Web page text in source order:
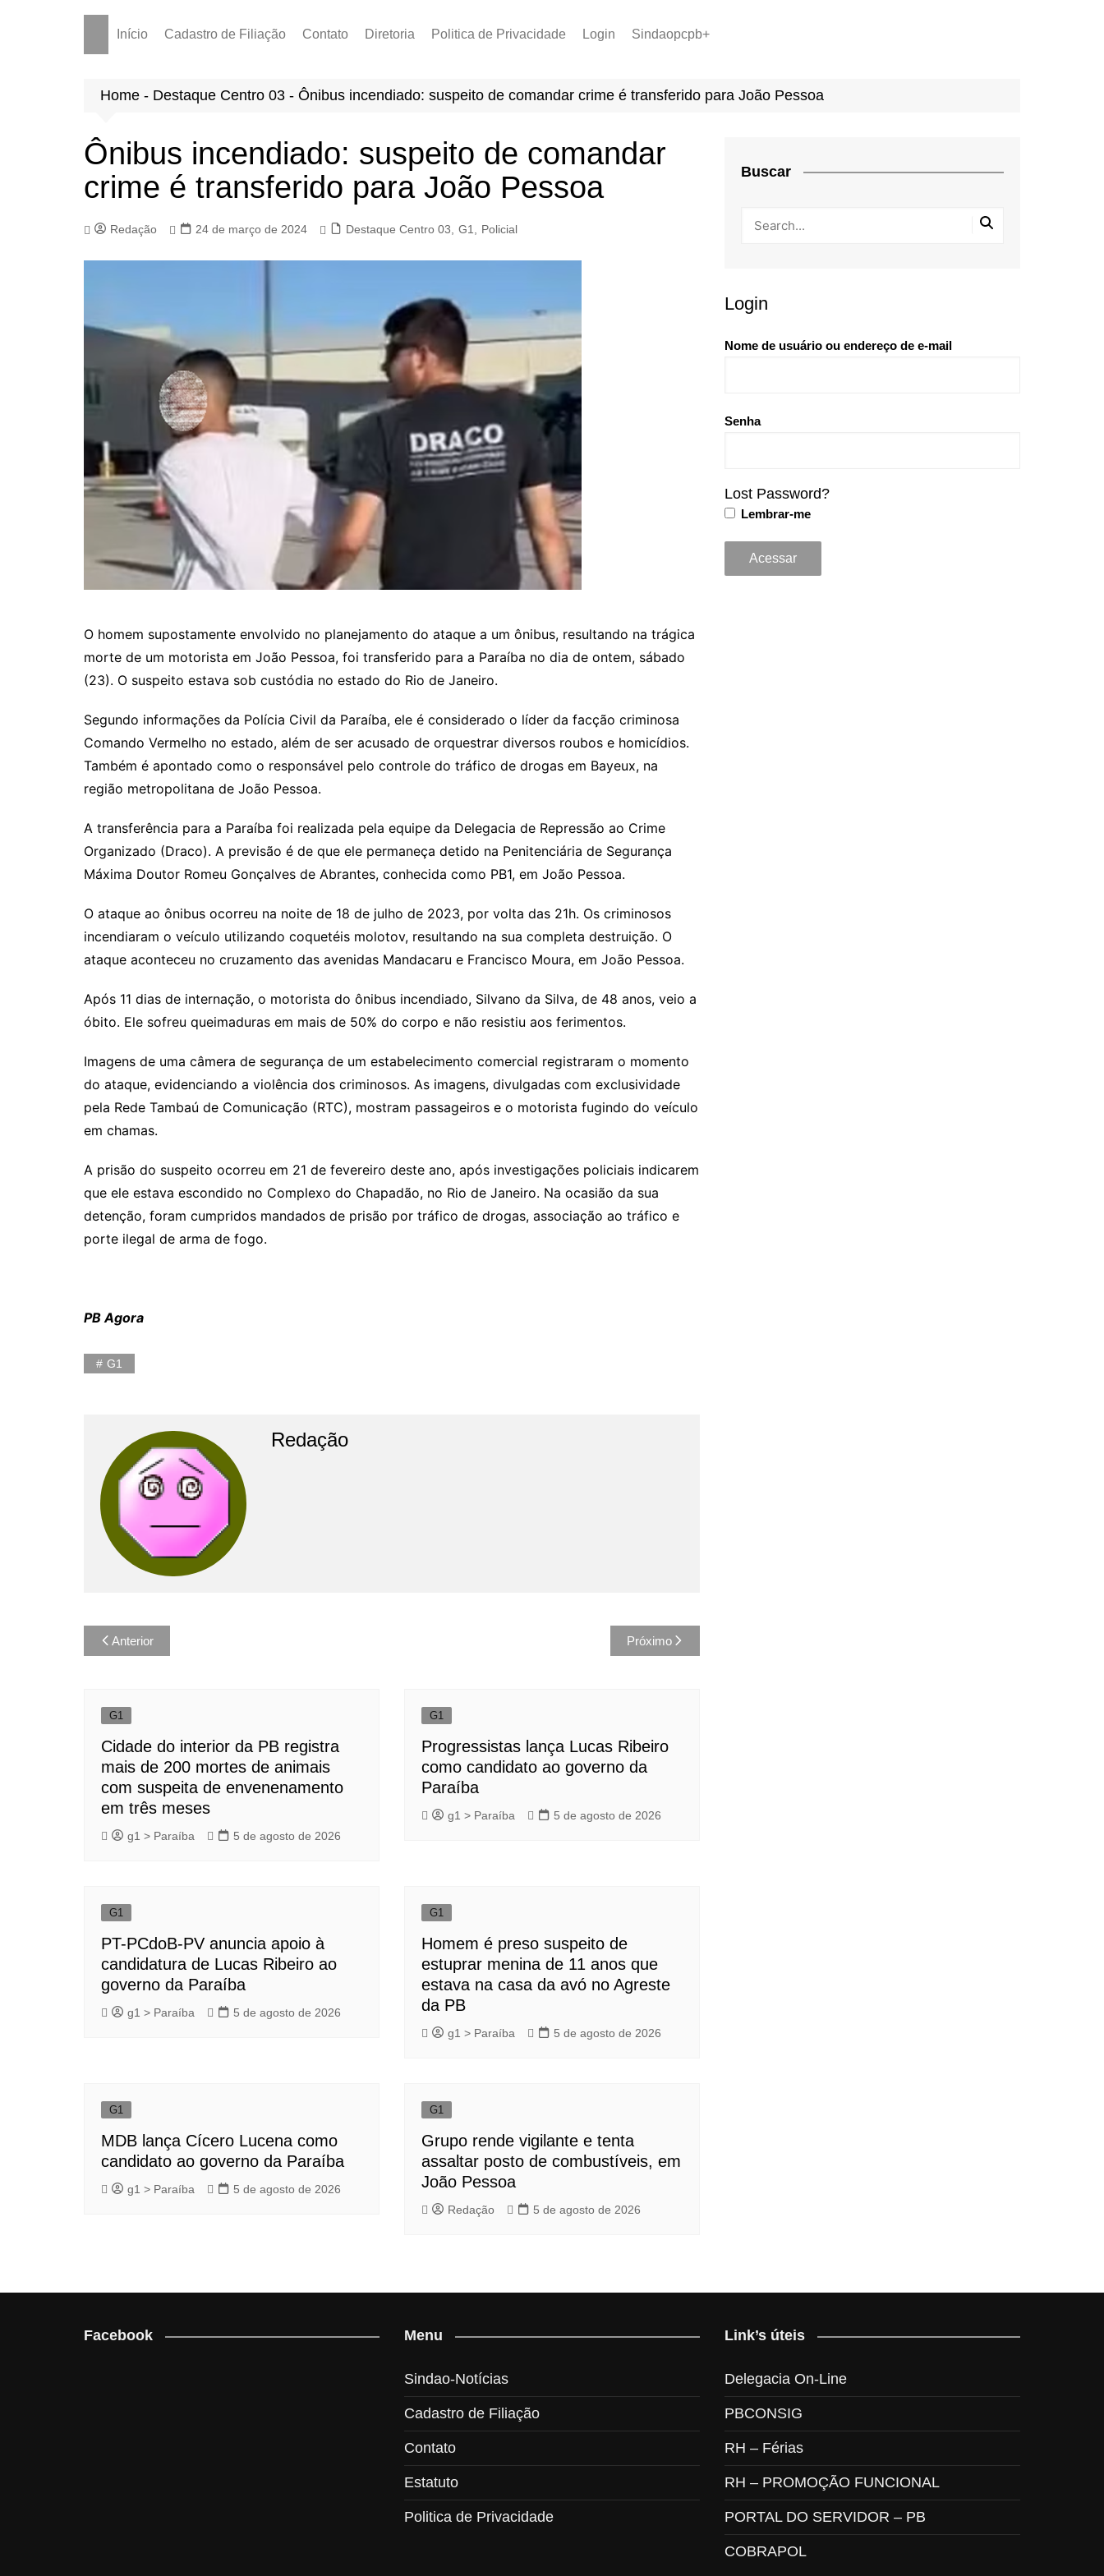
Início Cadastro de Filiação Contato Diretoria
PCCR 2022
Tabela de Venc. 2025
Politica de Privacidade Login Sindaopcpb+
Home - Destaque Centro 03 - Ônibus incendiado: suspeito de comandar crime é transferido para João Pessoa
Ônibus incendiado: suspeito de comandar
crime é transferido para João Pessoa
Redação 24 de março de 2024 Destaque Centro 03, G1, Policial
O homem supostamente envolvido no planejamento do ataque a um ônibus, resultando na trágica
morte de um motorista em João Pessoa, foi transferido para a Paraíba no dia de ontem, sábado
(23). O suspeito estava sob custódia no estado do Rio de Janeiro.
Segundo informações da Polícia Civil da Paraíba, ele é considerado o líder da facção criminosa
Comando Vermelho no estado, além de ser acusado de orquestrar diversos roubos e homicídios.
Também é apontado como o responsável pelo controle do tráfico de drogas em Bayeux, na
região metropolitana de João Pessoa.
A transferência para a Paraíba foi realizada pela equipe da Delegacia de Repressão ao Crime
Organizado (Draco). A previsão é de que ele permaneça detido na Penitenciária de Segurança
Máxima Doutor Romeu Gonçalves de Abrantes, conhecida como PB1, em João Pessoa.
O ataque ao ônibus ocorreu na noite de 18 de julho de 2023, por volta das 21h. Os criminosos
incendiaram o veículo utilizando coquetéis molotov, resultando na sua completa destruição. O
ataque aconteceu no cruzamento das avenidas Mandacaru e Francisco Moura, em João Pessoa.
Após 11 dias de internação, o motorista do ônibus incendiado, Silvano da Silva, de 48 anos, veio a
óbito. Ele sofreu queimaduras em mais de 50% do corpo e não resistiu aos ferimentos.
Imagens de uma câmera de segurança de um estabelecimento comercial registraram o momento
do ataque, evidenciando a violência dos criminosos. As imagens, divulgadas com exclusividade
pela Rede Tambaú de Comunicação (RTC), mostram passageiros e o motorista fugindo do veículo
em chamas.
A prisão do suspeito ocorreu em 21 de fevereiro deste ano, após investigações policiais indicarem
que ele estava escondido no Complexo do Chapadão, no Rio de Janeiro. Na ocasião da sua
detenção, foram cumpridos mandados de prisão por tráfico de drogas, associação ao tráfico e
porte ilegal de arma de fogo.
PB Agora
G1
Redação
Navegação
de
Anterior Próximo
G1
Cidade do interior da PB registra
mais de 200 mortes de animais
com suspeita de envenenamento
em três meses
g1 > Paraíba 5 de agosto de 2026
G1
Progressistas lança Lucas Ribeiro
como candidato ao governo da
Paraíba
g1 > Paraíba 5 de agosto de 2026
G1
PT-PCdoB-PV anuncia apoio à
candidatura de Lucas Ribeiro ao
governo da Paraíba
g1 > Paraíba 5 de agosto de 2026
G1
Homem é preso suspeito de
estuprar menina de 11 anos que
estava na casa da avó no Agreste
da PB
g1 > Paraíba 5 de agosto de 2026
G1
MDB lança Cícero Lucena como
candidato ao governo da Paraíba
g1 > Paraíba 5 de agosto de 2026
G1
Grupo rende vigilante e tenta
assaltar posto de combustíveis, em
João Pessoa
Redação 5 de agosto de 2026
Buscar
Login
Nome de usuário ou endereço de e-mail
Senha
Lost Password?
Lembrar-me
Facebook Menu
Sindao-Notícias
Cadastro de Filiação
Contato
Estatuto
Politica de Privacidade
Link’s úteis
Delegacia On-Line
PBCONSIG
RH – Férias
RH – PROMOÇÃO FUNCIONAL
PORTAL DO SERVIDOR – PB
COBRAPOL